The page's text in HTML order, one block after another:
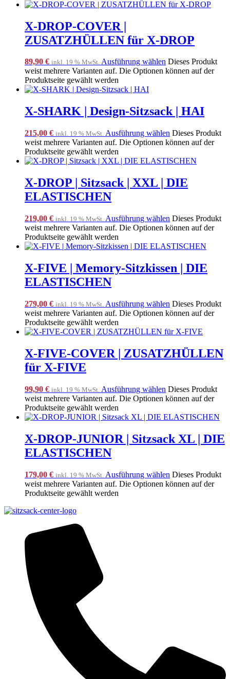
X-DROP-COVER |
ZUSATZHÜLLEN für X-DROP
89,90 € inkl. 19 % MwSt. Ausführung wählen Dieses Produkt
weist mehrere Varianten auf. Die Optionen können auf der
Produktseite gewählt werden
X-SHARK | Design-Sitzsack | HAI
215,00 € inkl. 19 % MwSt. Ausführung wählen Dieses Produkt
weist mehrere Varianten auf. Die Optionen können auf der
Produktseite gewählt werden
X-DROP | Sitzsack | XXL | DIE
ELASTISCHEN
219,00 € inkl. 19 % MwSt. Ausführung wählen Dieses Produkt
weist mehrere Varianten auf. Die Optionen können auf der
Produktseite gewählt werden
X-FIVE | Memory-Sitzkissen | DIE
ELASTISCHEN
279,00 € inkl. 19 % MwSt. Ausführung wählen Dieses Produkt
weist mehrere Varianten auf. Die Optionen können auf der
Produktseite gewählt werden
X-FIVE-COVER | ZUSATZHÜLLEN
für X-FIVE
99,90 € inkl. 19 % MwSt. Ausführung wählen Dieses Produkt
weist mehrere Varianten auf. Die Optionen können auf der
Produktseite gewählt werden
X-DROP-JUNIOR | Sitzsack XL | DIE
ELASTISCHEN
179,00 € inkl. 19 % MwSt. Ausführung wählen Dieses Produkt
weist mehrere Varianten auf. Die Optionen können auf der
Produktseite gewählt werden